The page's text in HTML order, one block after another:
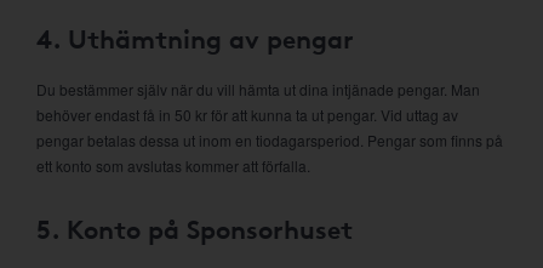
4. Uthämtning av pengar
Du bestämmer själv när du vill hämta ut dina intjänade pengar. Man
behöver endast få in 50 kr för att kunna ta ut pengar. Vid uttag av
pengar betalas dessa ut inom en tiodagarsperiod. Pengar som finns på
ett konto som avslutas kommer att förfalla.
5. Konto på Sponsorhuset